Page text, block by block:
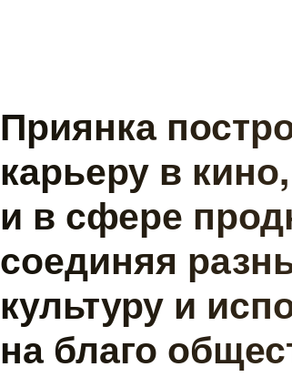
Приянка
карьеру в
и в сфере
соединяя
культуру и
на благо